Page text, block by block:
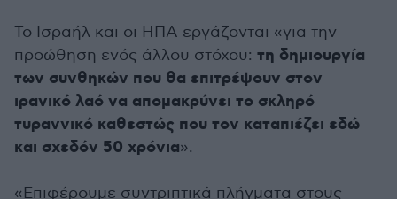
Το Ισραήλ και οι ΗΠΑ εργάζονται «για την
προώθηση ενός άλλου στόχου: τη δημιουργία
των συνθηκών που θα επιτρέψουν στον
ιρανικό λαό να απομακρύνει το σκληρό
τυραννικό καθεστώς που τον καταπιέζει εδώ
και σχεδόν 50 χρόνια».
«Επιφέρουμε συντριπτικά πλήγματα στους